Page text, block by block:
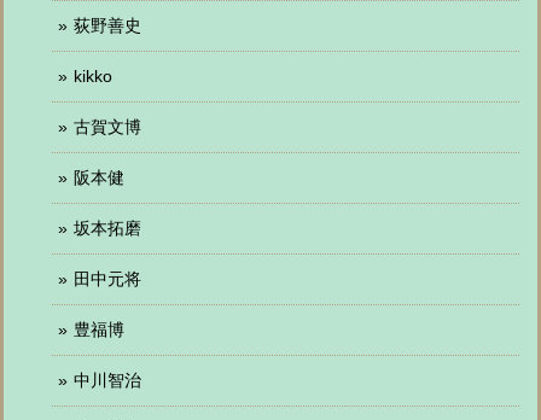
荻野善史
kikko
古賀文博
阪本健
坂本拓磨
田中元将
豊福博
中川智治